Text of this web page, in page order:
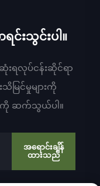
းသွင်းပါ။
ရလုပ်ငန်းဆိုင်ရာ
မြင်မှုများကို
ဆက်သွယ်ပါ။
အရောင်းချိန်
ထားသည်